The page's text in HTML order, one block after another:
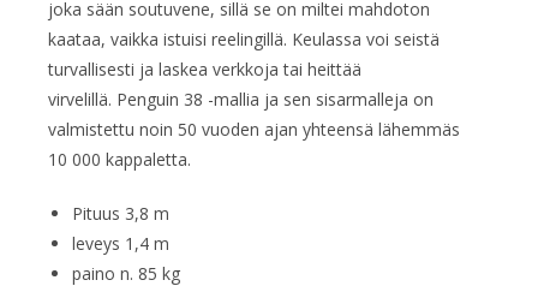
joka sään soutuvene, sillä se on miltei mahdoton
kaataa, vaikka istuisi reelingillä. Keulassa voi seistä
turvallisesti ja laskea verkkoja tai heittää
virvelillä. Penguin 38 -mallia ja sen sisarmalleja on
valmistettu noin 50 vuoden ajan yhteensä lähemmäs
10 000 kappaletta.
Pituus 3,8 m
leveys 1,4 m
paino n. 85 kg